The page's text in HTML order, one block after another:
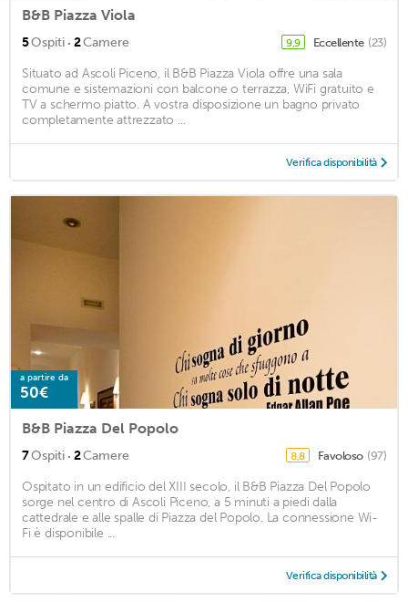
B&B Piazza Viola
5Ospiti · 2Camere 9,9 Eccellente (23)
Situato ad Ascoli Piceno, il B&B Piazza Viola offre una sala
comune e sistemazioni con balcone o terrazza, WiFi gratuito e
TV a schermo piatto. A vostra disposizione un bagno privato
completamente attrezzato ...
Verifica disponibilità
a partire da
50€
B&B Piazza Del Popolo
7Ospiti · 2Camere 8,8 Favoloso (97)
Ospitato in un edificio del XIII secolo, il B&B Piazza Del Popolo
sorge nel centro di Ascoli Piceno, a 5 minuti a piedi dalla
cattedrale e alle spalle di Piazza del Popolo. La connessione Wi-
Fi è disponibile ...
Verifica disponibilità